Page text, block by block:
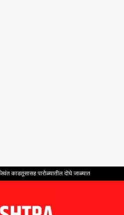
काडतूसासह पारोळ्यातील दोघे जाळ्यात